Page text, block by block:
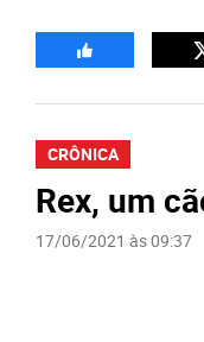
CRÔNICA
Rex, um
17/06/2021 às 09:37